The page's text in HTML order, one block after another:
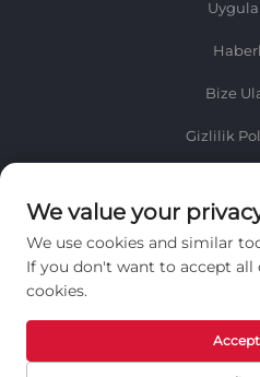
Bize
Gizlilik
Haftalık bültenimizi
We value your
We use cookies and similar
If you don't want to accept all
cookies.